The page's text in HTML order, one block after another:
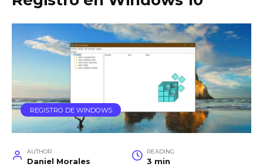
REGISTRO DE WINDOWS
AUTHOR
Daniel Morales
READING
3 min